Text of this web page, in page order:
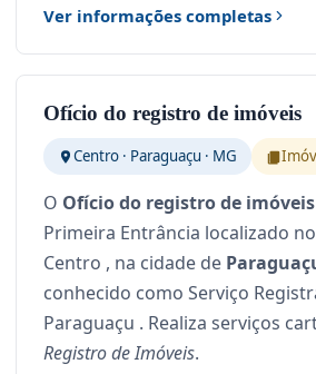
Ver informações completas
Ofício do registro de imóveis
Centro · Paraguaçu · MG
O Ofício do registro de imóveis
Primeira Entrância localizado
Centro , na cidade de
conhecido como Serviço
Paraguaçu . Realiza serviços
Registro de Imóveis.